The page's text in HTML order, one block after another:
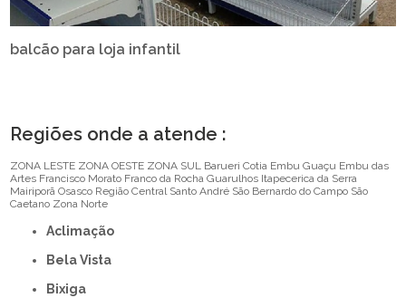
balcão para loja infantil
Regiões onde a atende :
ZONA LESTE ZONA OESTE ZONA SUL Barueri Cotia Embu Guaçu Embu das
Artes Francisco Morato Franco da Rocha Guarulhos Itapecerica da Serra
Mairiporã Osasco Região Central Santo André São Bernardo do Campo São
Caetano Zona Norte
Aclimação
Bela Vista
Bixiga